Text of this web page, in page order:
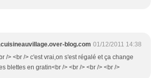
blog.com 01/12/2011 14:38
/> <br /> c'est vrai,on s'est régalé et ça change
blettes en gratin<br /> <br /> <br /> <br />